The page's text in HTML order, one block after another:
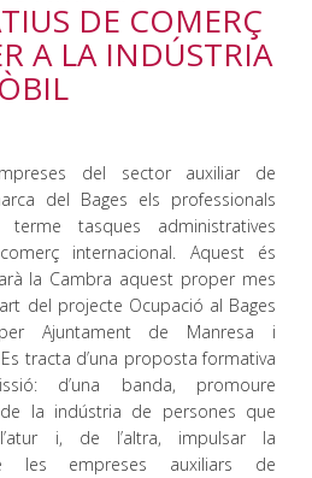
DE COMERÇ
A LA INDÚSTRIA
del sector auxiliar de
del Bages els professionals
tasques administratives
internacional. Aquest és
la Cambra aquest proper mes
del projecte Ocupació al Bages
Ajuntament de Manresa i
tracta d’una proposta formativa
d’una banda, promoure
la indústria de persones que
i, de l’altra, impulsar la
les empreses auxiliars de